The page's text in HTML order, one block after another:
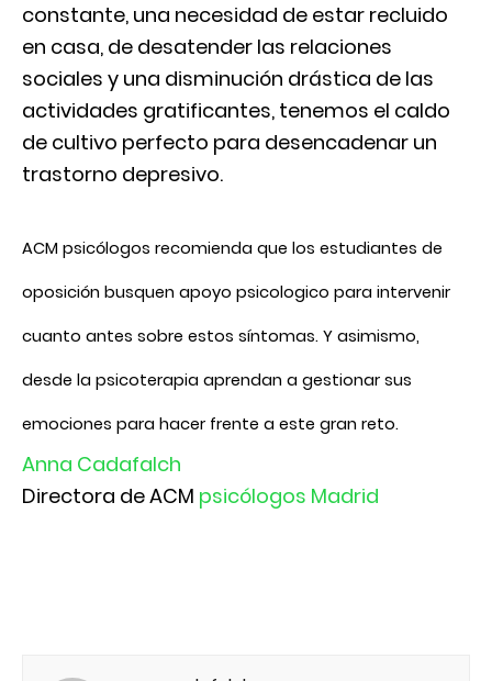
constante, una necesidad de estar recluido
en casa, de desatender las relaciones
sociales y una disminución drástica de las
actividades gratificantes, tenemos el caldo
de cultivo perfecto para desencadenar un
trastorno depresivo.
ACM psicólogos recomienda que los estudiantes de
oposición busquen apoyo psicologico para intervenir
cuanto antes sobre estos síntomas. Y asimismo,
desde la psicoterapia aprendan a gestionar sus
emociones para hacer frente a este gran reto.
Anna Cadafalch
Directora de ACM psicólogos Madrid